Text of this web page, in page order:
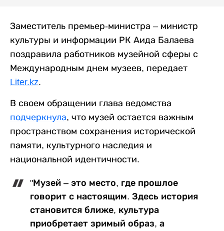
Заместитель премьер-министра – министр
культуры и информации РК Аида Балаева
поздравила работников музейной сферы с
Международным днем музеев, передает
Liter.kz.
В своем обращении глава ведомства
подчеркнула, что музей остается важным
пространством сохранения исторической
памяти, культурного наследия и
национальной идентичности.
"Музей – это место, где прошлое
говорит с настоящим. Здесь история
становится ближе, культура
приобретает зримый образ, а